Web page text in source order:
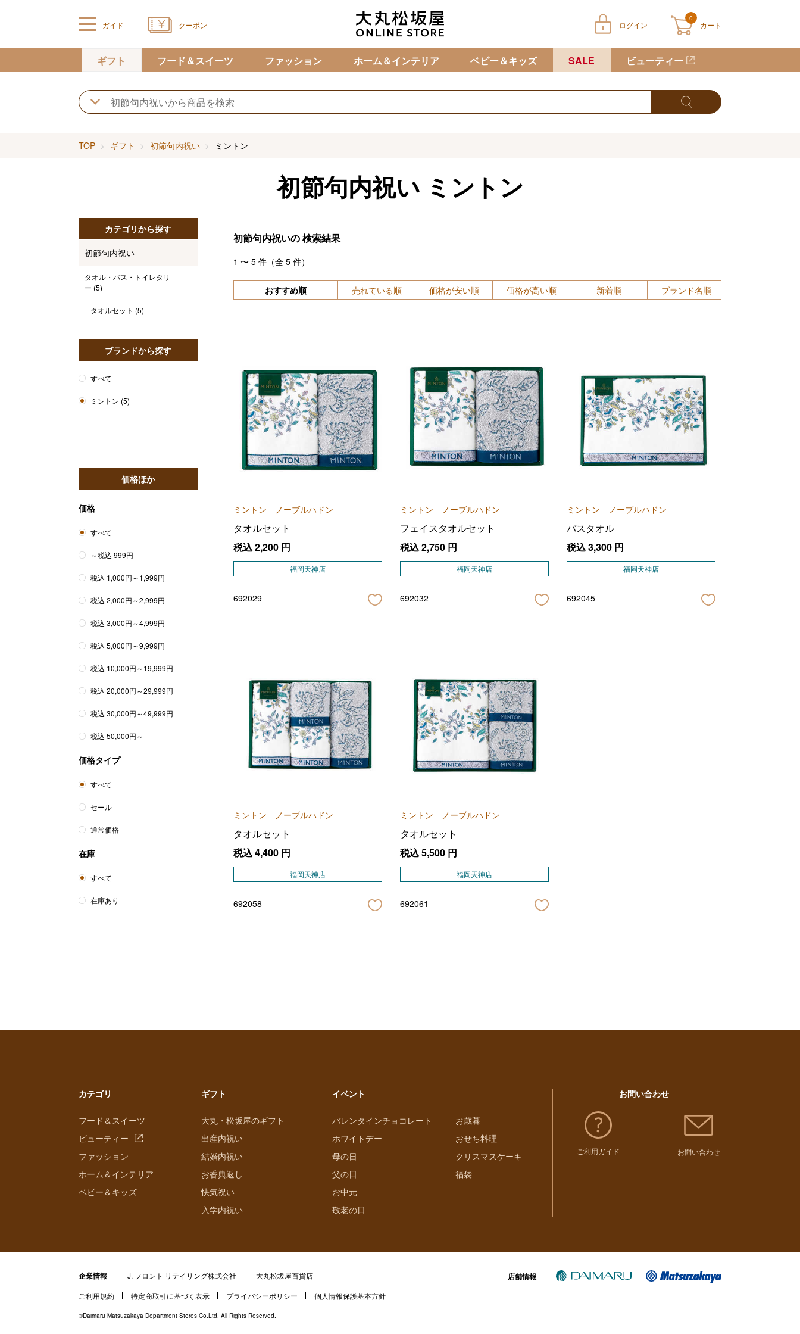
ガイド クーポン ログイン
0
カート
カートに商品が入っていません
ギフト フード＆スイーツ ファッション ホーム＆インテリア ベビー＆キッズ SALE ビューティー
TOP ギフト 初節句内祝い ミントン
初節句内祝い ミントン
初節句内祝いの検索結果
1 〜 5 件（全 5 件）
おすすめ順 売れている順 価格が安い順 価格が高い順 新着順 ブランド名順
ミントン ノーブルハドン
タオルセット
税込2,200 円
福岡天神店
692029
ミントン ノーブルハドン
フェイスタオルセット
税込2,750 円
福岡天神店
692032
ミントン ノーブルハドン
バスタオル
税込3,300 円
福岡天神店
692045
ミントン ノーブルハドン
タオルセット
税込4,400 円
福岡天神店
692058
ミントン ノーブルハドン
タオルセット
税込5,500 円
福岡天神店
692061
カテゴリから探す
初節句内祝い
タオル・バス・トイレタリ
ー (5)
タオルセット (5)
ブランドから探す
すべて
ミントン (5)
価格ほか
価格
すべて
～税込 999円
税込 1,000円～1,999円
税込 2,000円～2,999円
税込 3,000円～4,999円
税込 5,000円～9,999円
税込 10,000円～19,999円
税込 20,000円～29,999円
税込 30,000円～49,999円
税込 50,000円～
価格タイプ
すべて
セール
通常価格
在庫
すべて
在庫あり
カテゴリ
フード＆スイーツ
ビューティー
ファッション
ホーム＆インテリア
ベビー＆キッズ
ギフト
大丸・松坂屋のギフト
出産内祝い
結婚内祝い
お香典返し
快気祝い
入学内祝い
イベント
バレンタインチョコレート
ホワイトデー
母の日
父の日
お中元
敬老の日
お歳暮
おせち料理
クリスマスケーキ
福袋
お問い合わせ
ご利用ガイド お問い合わせ
企業情報 J. フロント リテイリング株式会社 大丸松坂屋百貨店 店舗情報
ご利用規約 特定商取引に基づく表示 プライバシーポリシー 個人情報保護基本方針
©Daimaru Matsuzakaya Department Stores Co.Ltd. All Rights Reserved.